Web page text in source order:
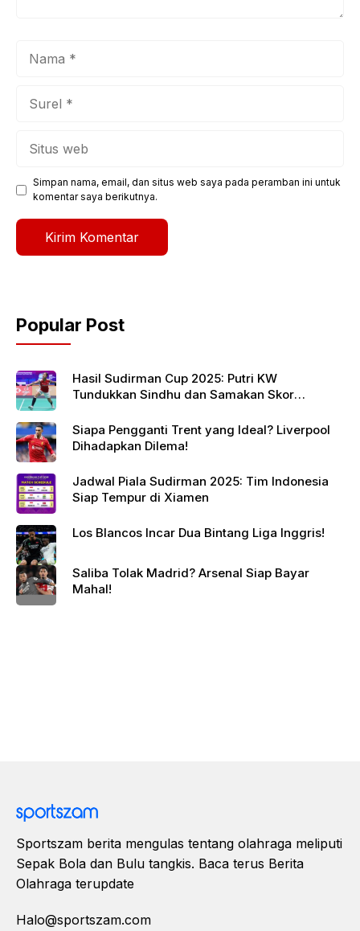
Simpan nama, email, dan situs web saya pada peramban ini untuk
komentar saya berikutnya.
Popular Post
Hasil Sudirman Cup 2025: Putri KW
Tundukkan Sindhu dan Samakan Skor
Siapa Pengganti Trent yang Ideal? Liverpool
Dihadapkan Dilema!
Jadwal Piala Sudirman 2025: Tim Indonesia
Siap Tempur di Xiamen
Los Blancos Incar Dua Bintang Liga Inggris!
Saliba Tolak Madrid? Arsenal Siap Bayar
Mahal!
Sportszam berita mengulas tentang olahraga meliputi
Sepak Bola dan Bulu tangkis. Baca terus Berita
Olahraga terupdate
Halo@sportszam.com